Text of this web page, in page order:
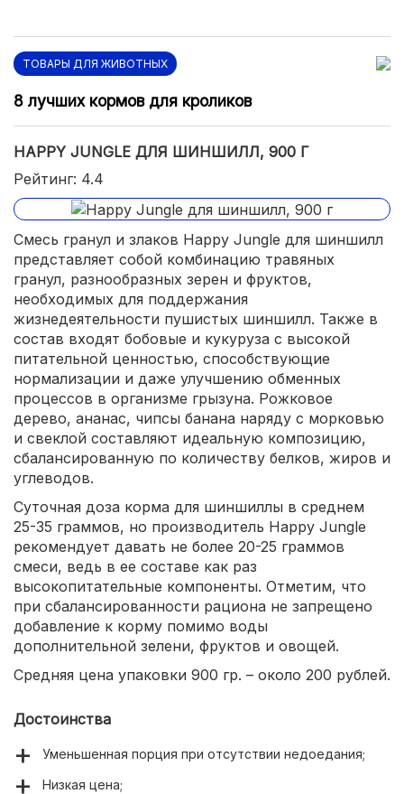
ТОВАРЫ ДЛЯ ЖИВОТНЫХ
8 лучших кормов для кроликов
HAPPY JUNGLE ДЛЯ ШИНШИЛЛ, 900 Г
Рейтинг: 4.4
Смесь гранул и злаков Happy Jungle для шиншилл
представляет собой комбинацию травяных
гранул, разнообразных зерен и фруктов,
необходимых для поддержания
жизнедеятельности пушистых шиншилл. Также в
состав входят бобовые и кукуруза с высокой
питательной ценностью, способствующие
нормализации и даже улучшению обменных
процессов в организме грызуна. Рожковое
дерево, ананас, чипсы банана наряду с морковью
и свеклой составляют идеальную композицию,
сбалансированную по количеству белков, жиров и
углеводов.
Суточная доза корма для шиншиллы в среднем
25-35 граммов, но производитель Happy Jungle
рекомендует давать не более 20-25 граммов
смеси, ведь в ее составе как раз
высокопитательные компоненты. Отметим, что
при сбалансированности рациона не запрещено
добавление к корму помимо воды
дополнительной зелени, фруктов и овощей.
Средняя цена упаковки 900 гр. – около 200 рублей.
Достоинства
Уменьшенная порция при отсутствии недоедания;
Низкая цена;